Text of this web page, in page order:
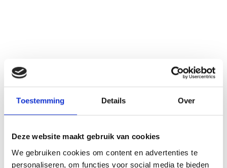
Toestemming Details Over
Deze website maakt gebruik van cookies
We gebruiken cookies om content en advertenties te
personaliseren, om functies voor social media te bieden